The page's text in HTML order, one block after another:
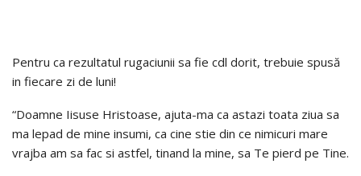
Pentru ca rezultatul rugaciunii sa fie cdl dorit, trebuie spusă
in fiecare zi de luni!
“Doamne Iisuse Hristoase, ajuta-ma ca astazi toata ziua sa
ma lepad de mine insumi, ca cine stie din ce nimicuri mare
vrajba am sa fac si astfel, tinand la mine, sa Te pierd pe Tine.